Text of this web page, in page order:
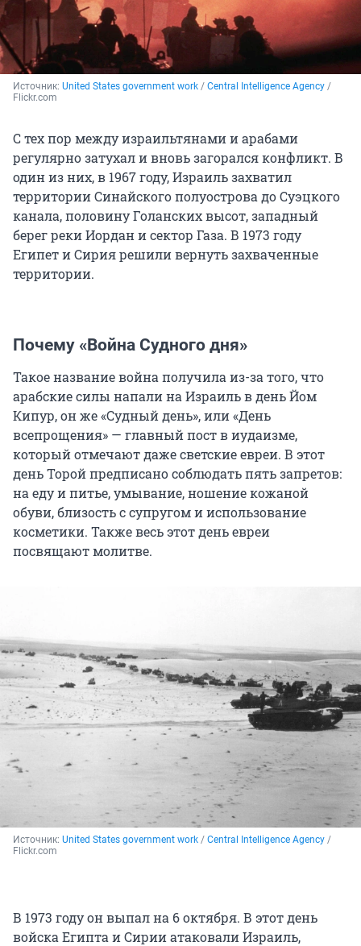
Источник: United States government work / Central Intelligence Agency /
Flickr.com
С тех пор между израильтянами и арабами
регулярно затухал и вновь загорался конфликт. В
один из них, в 1967 году, Израиль захватил
территории Синайского полуострова до Суэцкого
канала, половину Голанских высот, западный
берег реки Иордан и сектор Газа. В 1973 году
Египет и Сирия решили вернуть захваченные
территории.
Почему «Война Судного дня»
Такое название война получила из-за того, что
арабские силы напали на Израиль в день Йом
Кипур, он же «Судный день», или «День
всепрощения» — главный пост в иудаизме,
который отмечают даже светские евреи. В этот
день Торой предписано соблюдать пять запретов:
на еду и питье, умывание, ношение кожаной
обуви, близость с супругом и использование
косметики. Также весь этот день евреи
посвящают молитве.
Источник: United States government work / Central Intelligence Agency /
Flickr.com
В 1973 году он выпал на 6 октября. В этот день
войска Египта и Сирии атаковали Израиль,